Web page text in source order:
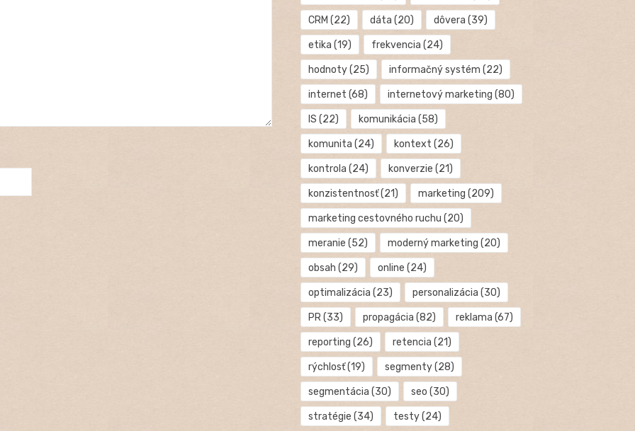
CRM (22) dáta (20) dôvera (39)
etika (19) frekvencia (24)
hodnoty(25) informačný systém (22)
internet (68) internetový marketing (80)
IS (22) komunikácia (58)
komunita (24) kontext (26)
kontrola (24) konverzie (21)
konzistentnosť(21) marketing (209)
marketing cestovného ruchu (20)
meranie (52) moderný marketing (20)
obsah (29) online (24)
optimalizácia (23) personalizácia (30)
PR(33) propagácia (82) reklama (67)
reporting (26) retencia (21)
rýchlosť(19) segmenty(28)
segmentácia (30) seo (30)
stratégie (34) testy(24)